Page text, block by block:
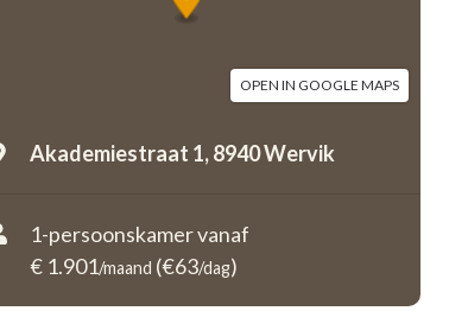
OPEN IN GOOGLE MAPS
Akademiestraat 1,8940 Wervik
1-persoonskamer vanaf
€ 1.901/maand (€63/dag)